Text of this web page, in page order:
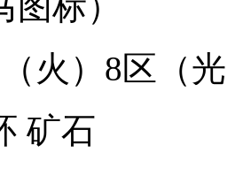
火）8区（
矿石